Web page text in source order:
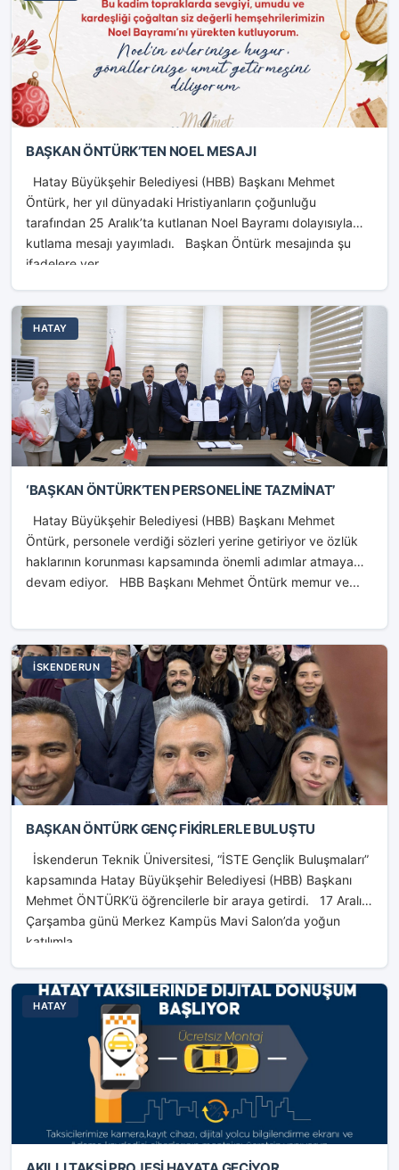
BAŞKAN ÖNTÜRK’TEN NOEL MESAJI
Hatay Büyükşehir Belediyesi (HBB) Başkanı Mehmet
Öntürk, her yıl dünyadaki Hristiyanların çoğunluğu
tarafından 25 Aralık’ta kutlanan Noel Bayramı dolayısıyla
kutlama mesajı yayımladı. Başkan Öntürk mesajında şu
ifadelere yer...
HATAY
‘BAŞKAN ÖNTÜRK’TEN PERSONELİNE TAZMİNAT’
Hatay Büyükşehir Belediyesi (HBB) Başkanı Mehmet
Öntürk, personele verdiği sözleri yerine getiriyor ve özlük
haklarının korunması kapsamında önemli adımlar atmaya
devam ediyor. HBB Başkanı Mehmet Öntürk memur ve...
İSKENDERUN
BAŞKAN ÖNTÜRK GENÇ FİKİRLERLE BULUŞTU
İskenderun Teknik Üniversitesi, “İSTE Gençlik Buluşmaları”
kapsamında Hatay Büyükşehir Belediyesi (HBB) Başkanı
Mehmet ÖNTÜRK’ü öğrencilerle bir araya getirdi. 17 Aralık
Çarşamba günü Merkez Kampüs Mavi Salon’da yoğun
katılımla...
HATAY